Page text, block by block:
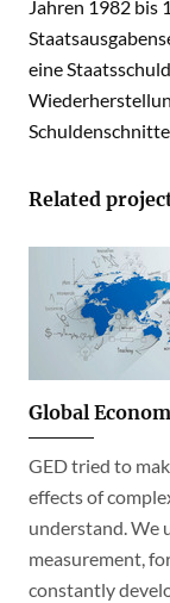
Jahren 1982 bis
eine
Related
Global
GED tried to
effects of
understand. We
measurement,
constantly